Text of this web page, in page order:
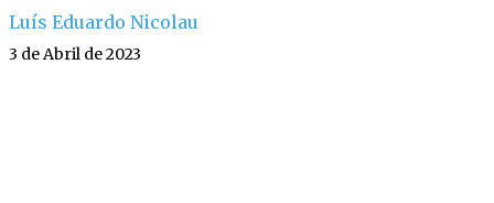
Luís Eduardo Nicolau
3 de Abril de 2023